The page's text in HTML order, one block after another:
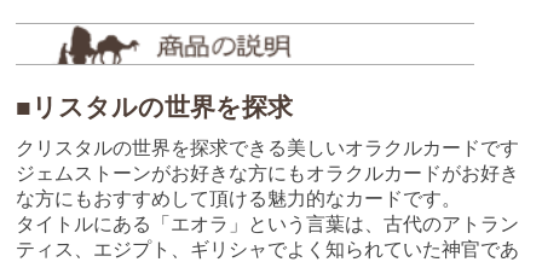
■リスタルの世界を探求
クリスタルの世界を探求できる美しいオラクルカードです
ジェムストーンがお好きな方にもオラクルカードがお好き
な方にもおすすめして頂ける魅力的なカードです。
タイトルにある「エオラ」という言葉は、古代のアトラン
ティス、エジプト、ギリシャでよく知られていた神官であ